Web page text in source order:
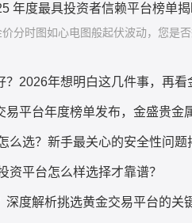
年度最具投资者信赖平台榜单
分时图如心电图般起伏波动，您是否
？2026年想明白这几件事，再看
易平台年度榜单发布，金盛贵金
么选？新手最关心的安全性问题
资平台怎么样选择才靠谱？
深度解析挑选黄金交易平台的关